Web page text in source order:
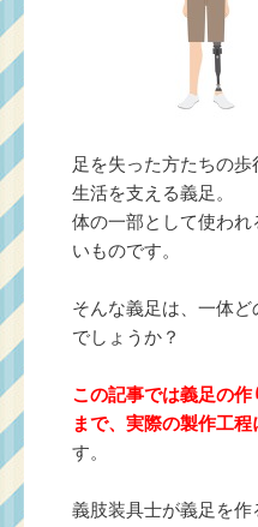
足を失った方たちの
生活を支える義足。
体の一部として使わ
いものです。
そんな義足は、一体
でしょうか？
この記事では義足の
まで、実際の製作工
す。
義肢装具士が義足を